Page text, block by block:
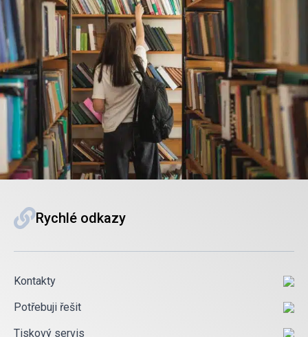
Rychlé odkazy
Kontakty
Potřebuji řešit
Tiskový servis